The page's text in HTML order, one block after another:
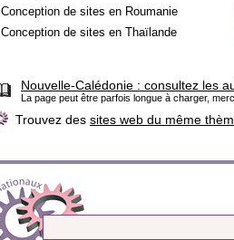
Conception de sites en Roumanie
Conception de sites en Thaïlande
Nouvelle-Calédonie : consultez les
La page peut être parfois longue à charger,
Trouvez des sites web du même